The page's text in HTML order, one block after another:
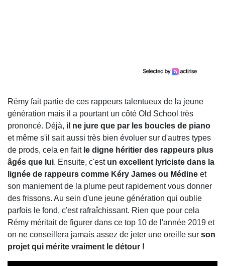
Rémy fait partie de ces rappeurs talentueux de la jeune
génération mais il a pourtant un côté Old School très
prononcé. Déjà, il ne jure que par les boucles de piano
et même s'il sait aussi très bien évoluer sur d'autres types
de prods, cela en fait le digne héritier des rappeurs plus
âgés que lui. Ensuite, c'est un excellent lyriciste dans la
lignée de rappeurs comme Kéry James ou Médine et
son maniement de la plume peut rapidement vous donner
des frissons. Au sein d'une jeune génération qui oublie
parfois le fond, c'est rafraîchissant. Rien que pour cela
Rémy méritait de figurer dans ce top 10 de l'année 2019 et
on ne conseillera jamais assez de jeter une oreille sur son
projet qui mérite vraiment le détour !